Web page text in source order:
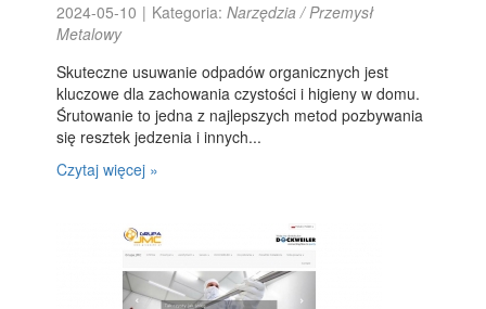
2024-05-10 | Kategoria:Narzędzia / Przemysł
Metalowy
Skuteczne usuwanie odpadów organicznych jest
kluczowe dla zachowania czystości i higieny w domu.
Śrutowanie to jedna z najlepszych metod pozbywania
się resztek jedzenia i innych...
Czytaj więcej »